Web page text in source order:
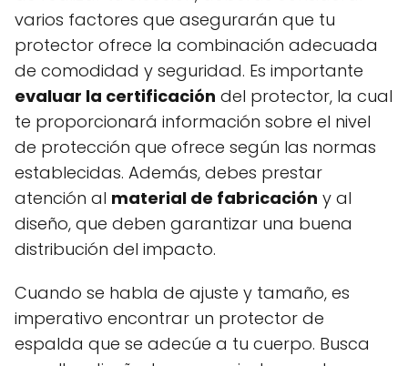
varios factores que asegurarán que tu
protector ofrece la combinación adecuada
de comodidad y seguridad. Es importante
evaluar la certificación del protector, la cual
te proporcionará información sobre el nivel
de protección que ofrece según las normas
establecidas. Además, debes prestar
atención al material de fabricación y al
diseño, que deben garantizar una buena
distribución del impacto.
Cuando se habla de ajuste y tamaño, es
imperativo encontrar un protector de
espalda que se adecúe a tu cuerpo. Busca